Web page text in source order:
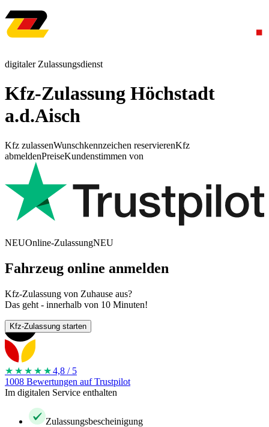
digitaler Zulassungsdienst
Kfz-Zulassung Höchstadt
a.d.Aisch
Kfz zulassenWunschkennzeichen reservierenKfz
abmeldenPreiseKundenstimmen von
NEUOnline-ZulassungNEU
Fahrzeug online anmelden
Kfz-Zulassung von Zuhause aus?
Das geht - innerhalb von 10 Minuten!
Kfz-Zulassung starten
★★★★ ★4,8 / 5
1008 Bewertungen auf Trustpilot
Im digitalen Service enthalten
Zulassungsbescheinigung